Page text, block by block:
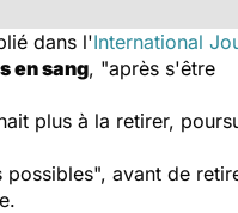
dans l'International
en sang, "après s'être
plus à la retirer,
avant de